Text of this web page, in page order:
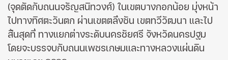
(จุดตัดกับถนนจรัญสนิทวงศ์) ในเขตบางกอกน้อย มุ่งหน้า
ไปทางทิศตะวันตก ผ่านเขตตลิ่งชัน เขตทวีวัฒนา และไป
สิ้นสุดที่ ทางแยกต่างระดับนครชัยศรี จังหวัดนครปฐม
โดยจะบรรจบกับถนนเพชรเกษมและทางหลวงแผ่นดิน